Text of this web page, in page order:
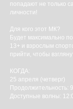
попадают не только
личности!
Для кого этот МК?
Будет максимально
13+ и взрослым
прийти, чтобы
КОГДА:
25 апреля (четверг)
Продолжительность:
Доступные волны: